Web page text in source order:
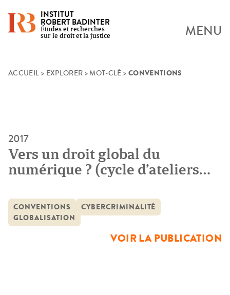
Skip
INSTITUT
ROBERT BADINTER
Études et recherches
sur le droit et la justice
MENU
ACCUEIL > EXPLORER >MOT-CLÉ > CONVENTIONS
2017
Vers un droit global du
numérique ? (cycle d’ateliers
CONVENTIONS
CYBERCRIMINALITÉ
GLOBALISATION
VOIR LA PUBLICATION